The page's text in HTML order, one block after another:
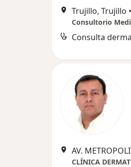
Trujillo, Trujillo •
Consultorio
Consulta
CLÍNICA